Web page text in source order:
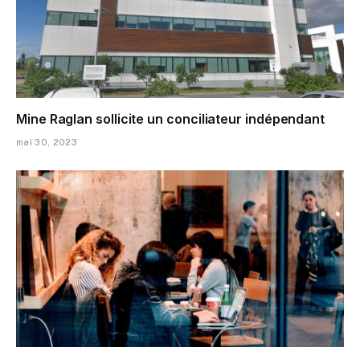
Mine Raglan sollicite un conciliateur indépendant
mai 30, 2023